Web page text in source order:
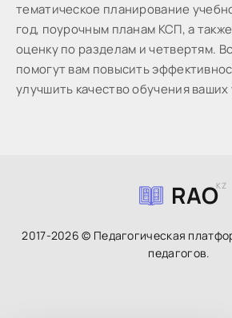
тематическое планирование
год, поурочным планам КСП, а
оценку по разделам и четвертям.
помогут вам повысить
улучшить качество обучения ваших
RAOKZ
2017-2026 © Педагогическая
педагогов.